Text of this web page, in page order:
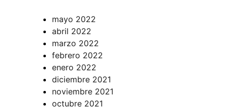
mayo 2022
abril 2022
marzo 2022
febrero 2022
enero 2022
diciembre 2021
noviembre 2021
octubre 2021